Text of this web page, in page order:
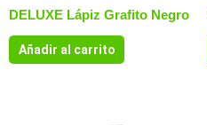
DELUXE Lápiz Grafito Negro
Añadir al carrito